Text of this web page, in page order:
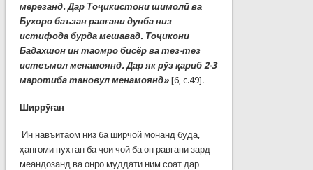
мерезанд. Дар Тоҷикистони шимолӣ ва
Бухоро баъзан равғани дунба низ
истифода бурда мешавад. Тоҷикони
Бадахшон ин таомро бисёр ва тез-тез
истеъмол менамоянд. Дар як рўз қариб 2-3
маротиба тановул менамоянд» [6, c.49].
Ширрӯған
Ин навъитаом низ ба ширчой монанд буда,
ҳангоми пухтан ба ҷои чой ба он равғани зард
меандозанд ва онро муддати ним соат дар